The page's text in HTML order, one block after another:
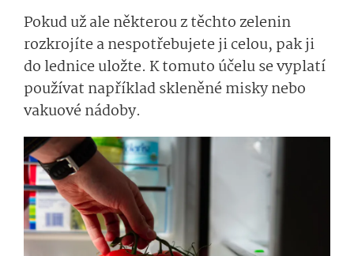
Pokud už ale některou z těchto zelenin
rozkrojíte a nespotřebujete ji celou, pak ji
do lednice uložte. K tomuto účelu se vyplatí
používat například skleněné misky nebo
vakuové nádoby.